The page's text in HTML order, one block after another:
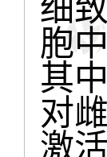
细
胞
其
对
激